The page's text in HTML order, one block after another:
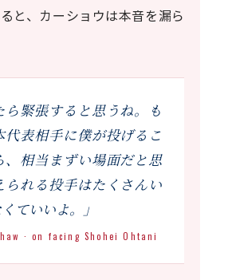
と、カーショウは本音を漏ら
ら緊張すると思うね。も
代表相手に僕が投げるこ
、相当まずい場面だと思
られる投手はたくさんい
ていいよ。」
· on facing Shohei Ohtani